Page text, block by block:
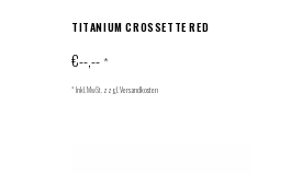
TITANIUM CROSSETTE RED
€--,-- *
* Inkl. MwSt. zzgl. Versandkosten